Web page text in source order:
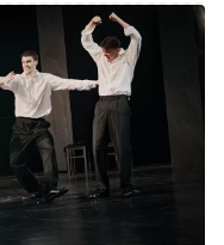
менее
О
композитора, его
специально для
канала